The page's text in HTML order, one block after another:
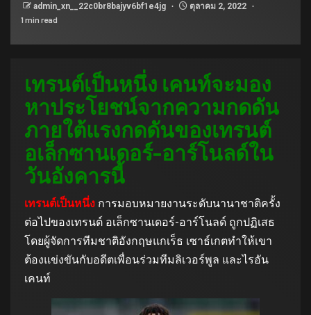
admin_xn__22c0br8bajyv6bf1e4jg
ตุลาคม 2, 2022
1 min read
เทรนต์เป็นหนึ่ง เคนท์จะมอง
หาประโยชน์จากความกดดัน
ภายใต้แรงกดดันของเทรนต์
อเล็กซานเดอร์-อาร์โนลด์ใน
วันอังคารนี้
เทรนต์เป็นหนึ่ง การมอบหมายงานระดับนานาชาติครั้ง
ต่อไปของเทรนต์ อเล็กซานเดอร์-อาร์โนลด์ ถูกปฏิเสธ
โดยผู้จัดการทีมชาติอังกฤษแกเร็ธ เซาธ์เกตทำให้เขา
ต้องแข่งขันกับอดีตเพื่อนร่วมทีมลิเวอร์พูล และไรอัน
เคนท์